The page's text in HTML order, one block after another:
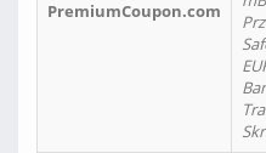
PremiumCoupon.com